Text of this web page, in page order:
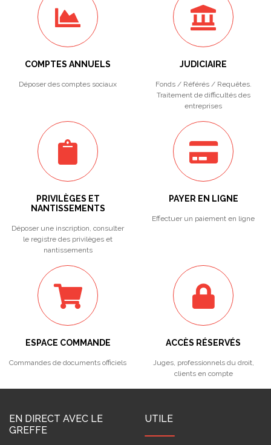
COMPTES ANNUELS
Déposer des comptes sociaux
JUDICIAIRE
Fonds / Référés / Requêtes.
Traitement de difficultés des
entreprises
PRIVILÈGES ET
NANTISSEMENTS
Déposer une inscription, consulter
le registre des privilèges et
nantissements
PAYER EN LIGNE
Effectuer un paiement en ligne
ESPACE COMMANDE
Commandes de documents officiels
ACCÈS RÉSERVÉS
Juges, professionnels du droit,
clients en compte
EN DIRECT AVEC LE
GREFFE
UTILE